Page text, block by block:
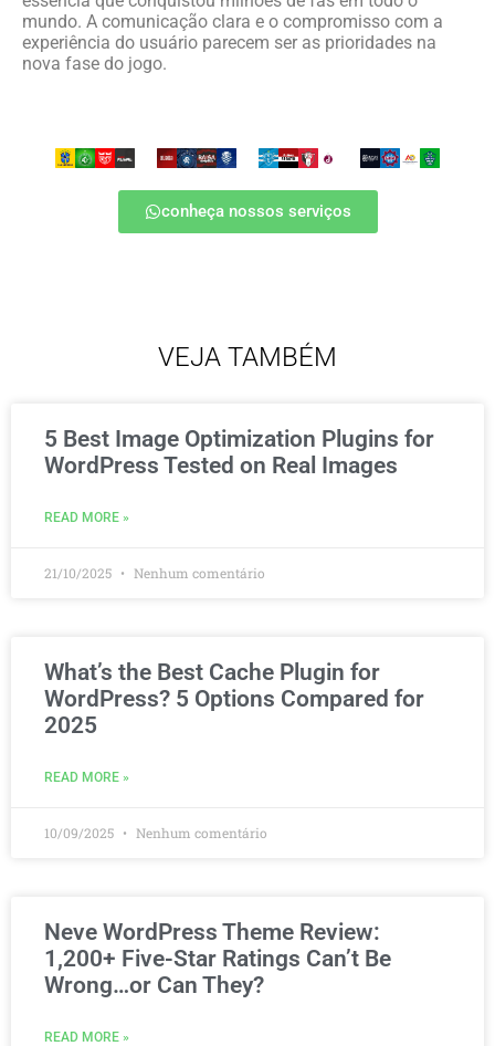
mundo. A comunicação clara e o compromisso com a
experiência do usuário parecem ser as prioridades na
nova fase do jogo.
conheça nossos serviços
VEJA TAMBÉM
5 Best Image Optimization Plugins for
WordPress Tested on Real Images
READ MORE »
21/10/2025 Nenhum comentário
What’s the Best Cache Plugin for
WordPress? 5 Options Compared for
2025
READ MORE »
10/09/2025 Nenhum comentário
Neve WordPress Theme Review:
1,200+ Five-Star Ratings Can’t Be
Wrong…or Can They?
READ MORE »